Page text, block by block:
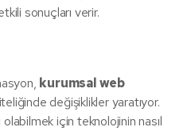
sonuçları verir.
kurumsal web
değişiklikler yaratıyor.
için teknolojinin nasıl